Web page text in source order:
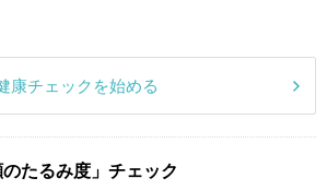
康チェックを始める
たるみ度」チェック